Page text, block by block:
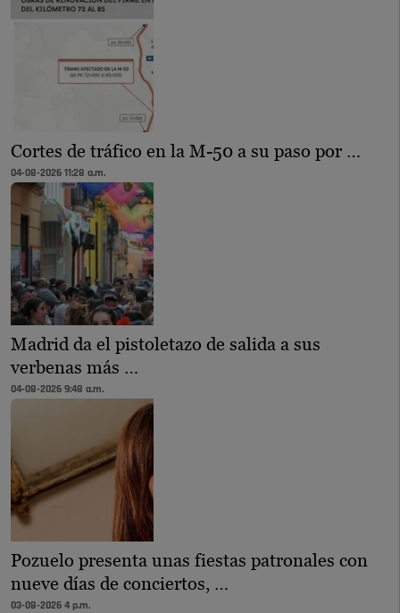
Cortes de tráfico en la M-50 a su paso por …
04-08-2026 11:28 a.m.
Madrid da el pistoletazo de salida a sus
verbenas más …
04-08-2026 9:48 a.m.
Pozuelo presenta unas fiestas patronales con
nueve días de conciertos, …
03-08-2026 4 p.m.